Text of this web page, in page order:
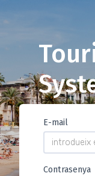
E-mail
Contrasenya